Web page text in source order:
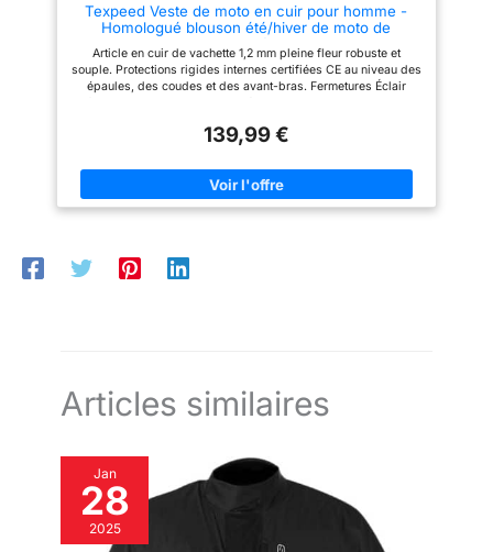
Texpeed Veste de moto en cuir pour homme -
Homologué blouson été/hiver de moto de
(EN 1621-1) Design cousu matelassé -
Brun/Marron - 6XL
Article en cuir de vachette 1,2 mm pleine fleur robuste et
souple. Protections rigides internes certifiées CE au niveau des
épaules, des coudes et des avant-bras. Fermetures Éclair
avec fermeture Éclair pour l'hiver. Partie élastique au niveau
raccorder avec le pantalon (des deux côtés) Poches intérieures
pour plus de capacité de rangement.
139,99 €
Articles similaires
Jan
28
2025